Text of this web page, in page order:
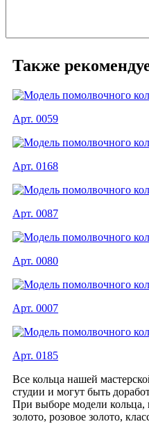
Также
Арт. 0059
Арт. 0168
Арт. 0087
Арт. 0080
Арт. 0007
Арт. 0185
Все кольца нашей
студии и могут быть
При выборе модели кольца,
золото, розовое золото,